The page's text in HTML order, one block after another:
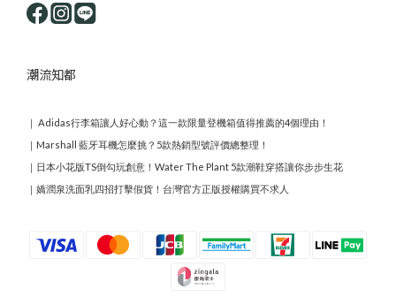
潮流知都
｜ Adidas行李箱讓人好心動？這一款限量登機箱值得推薦的4個理由！
｜ Marshall 藍牙耳機怎麼挑？5款熱銷型號評價總整理！
｜ 日本小花版TS倒勾玩創意！Water The Plant 5款潮鞋穿搭讓你步步生花
｜ 嬌潤泉洗面乳四招打擊假貨！台灣官方正版授權購買不求人